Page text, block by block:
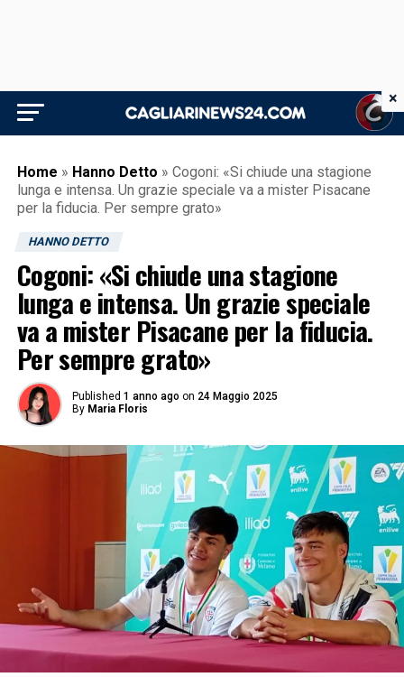
Home » Hanno Detto » Cogoni: «Si chiude una stagione
lunga e intensa. Un grazie speciale va a mister Pisacane
per la fiducia. Per sempre grato»
HANNO DETTO
Cogoni: «Si chiude una stagione
lunga e intensa. Un grazie speciale
va a mister Pisacane per la fiducia.
Per sempre grato»
Published 1 anno ago on 24 Maggio 2025
By Maria Floris
×